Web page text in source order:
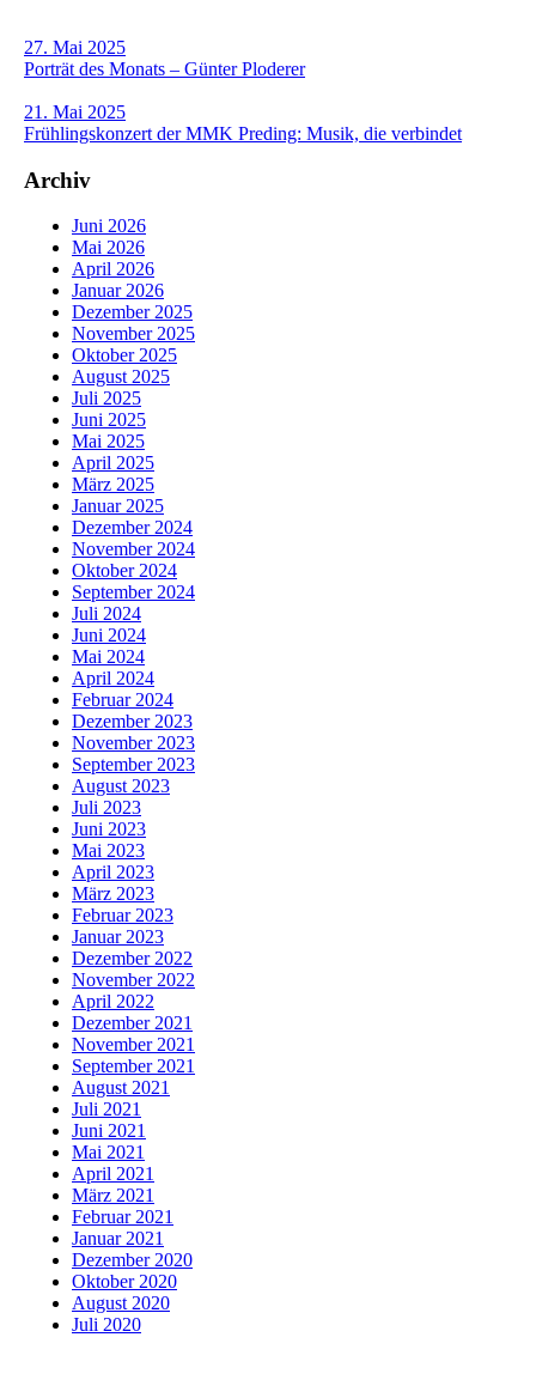
27. Mai 2025
Porträt des Monats – Günter Ploderer
21. Mai 2025
Frühlingskonzert der MMK Preding: Musik, die verbindet
Archiv
Juni 2026
Mai 2026
April 2026
Januar 2026
Dezember 2025
November 2025
Oktober 2025
August 2025
Juli 2025
Juni 2025
Mai 2025
April 2025
März 2025
Januar 2025
Dezember 2024
November 2024
Oktober 2024
September 2024
Juli 2024
Juni 2024
Mai 2024
April 2024
Februar 2024
Dezember 2023
November 2023
September 2023
August 2023
Juli 2023
Juni 2023
Mai 2023
April 2023
März 2023
Februar 2023
Januar 2023
Dezember 2022
November 2022
April 2022
Dezember 2021
November 2021
September 2021
August 2021
Juli 2021
Juni 2021
Mai 2021
April 2021
März 2021
Februar 2021
Januar 2021
Dezember 2020
Oktober 2020
August 2020
Juli 2020